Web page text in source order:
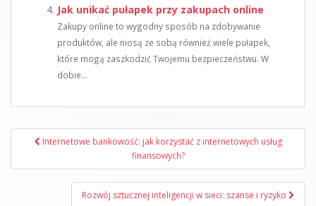
Jak unikać pułapek przy zakupach online
Zakupy online to wygodny sposób na zdobywanie
produktów, ale niosą ze sobą również wiele pułapek,
które mogą zaszkodzić Twojemu bezpieczeństwu. W
dobie...
Nawigacja
Internetowe bankowość: jak korzystać z internetowych usług
finansowych?
Rozwój sztucznej inteligencji w sieci: szanse i ryzyko